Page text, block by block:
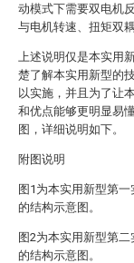
动模式下需要双电机
与电机转速、扭矩双
上述说明仅是本实用
楚了解本实用新型的
以实施，并且为了让
和优点能够更明显易
图，详细说明如下。
附图说明
图1为本实用新型第
的结构示意图。
图2为本实用新型第
的结构示意图。